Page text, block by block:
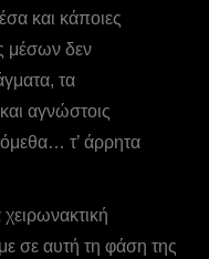
και κάποιες
μέσων δεν
τα
αγνώστοις
τ’ άρρητα
σε αυτή τη φάση της